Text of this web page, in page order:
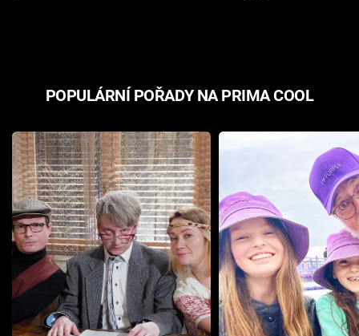
POPULÁRNÍ POŘADY NA PRIMA COOL